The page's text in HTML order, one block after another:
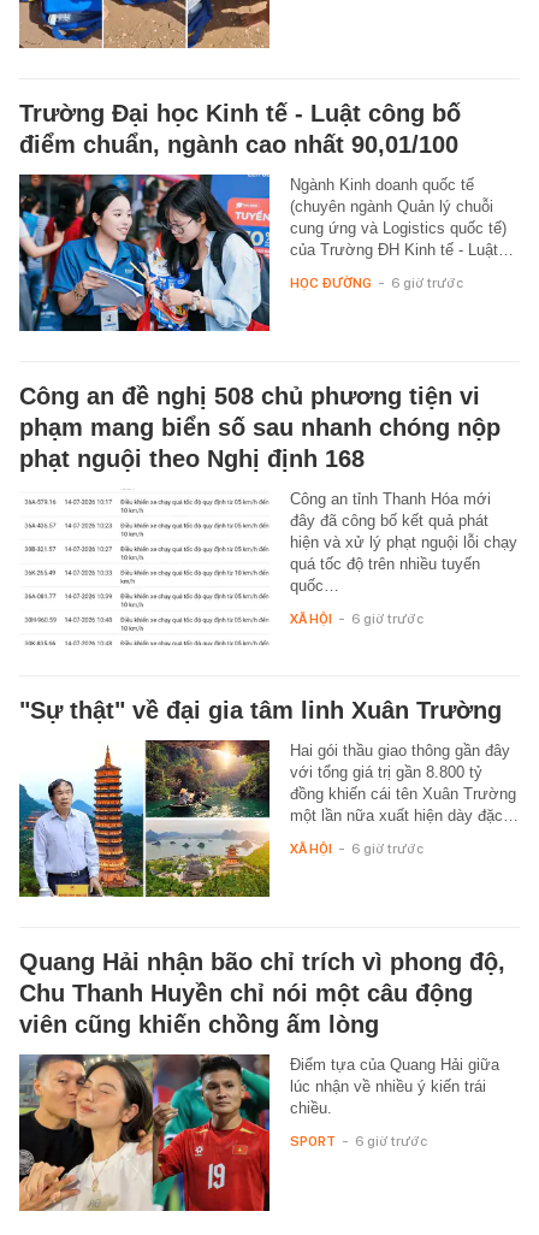
Trường Đại học Kinh tế - Luật công bố
điểm chuẩn, ngành cao nhất 90,01/100
Ngành Kinh doanh quốc tế
(chuyên ngành Quản lý chuỗi
cung ứng và Logistics quốc tế)
của Trường ĐH Kinh tế - Luật…
HỌC ĐƯỜNG - 6 giờ trước
Công an đề nghị 508 chủ phương tiện vi
phạm mang biển số sau nhanh chóng nộp
phạt nguội theo Nghị định 168
Công an tỉnh Thanh Hóa mới
đây đã công bố kết quả phát
hiện và xử lý phạt nguội lỗi chạy
quá tốc độ trên nhiều tuyến
quốc…
XÃ HỘI - 6 giờ trước
"Sự thật" về đại gia tâm linh Xuân Trường
Hai gói thầu giao thông gần đây
với tổng giá trị gần 8.800 tỷ
đồng khiến cái tên Xuân Trường
một lần nữa xuất hiện dày đặc…
XÃ HỘI - 6 giờ trước
Quang Hải nhận bão chỉ trích vì phong độ,
Chu Thanh Huyền chỉ nói một câu động
viên cũng khiến chồng ấm lòng
Điểm tựa của Quang Hải giữa
lúc nhận về nhiều ý kiến trái
chiều.
SPORT - 6 giờ trước